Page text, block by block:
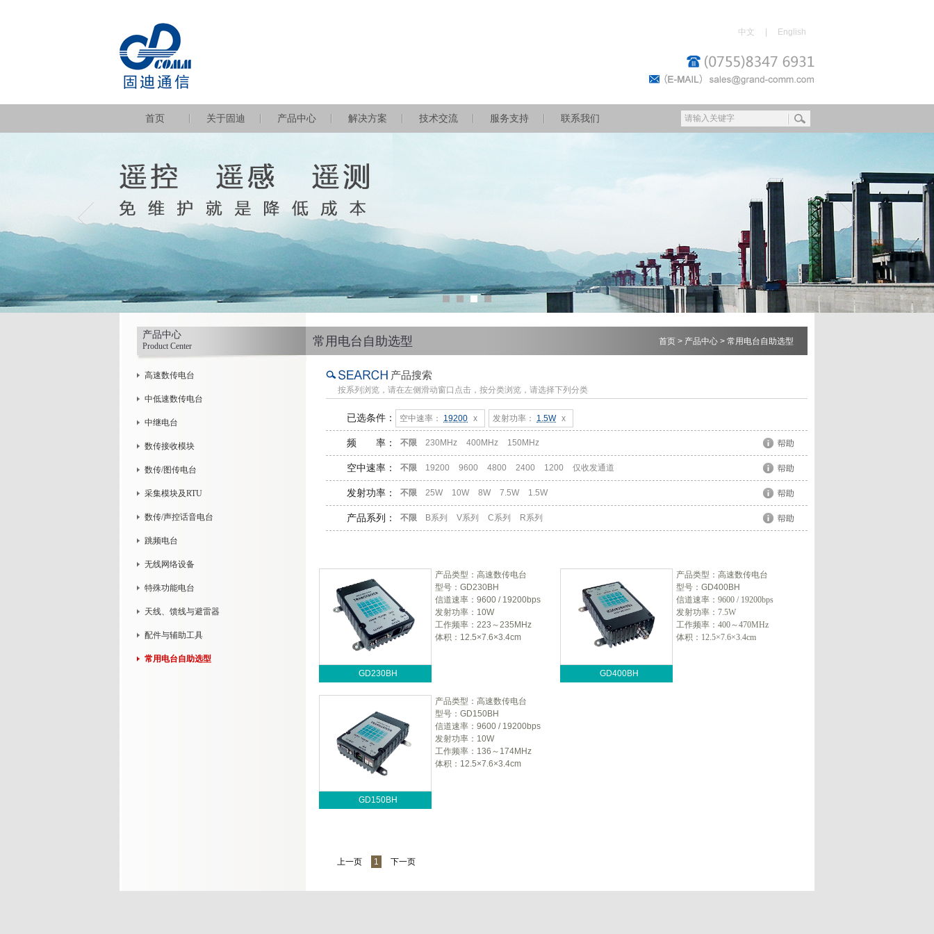
中文 English
首页 关于固迪 产品中心 解决方案 技术交流 服务支持 联系我们
产品中心
Product Center
高速数传电台
中低速数传电台
中继电台
数传接收模块
数传/图传电台
采集模块及RTU
数传/声控话音电台
跳频电台
无线网络设备
特殊功能电台
天线、馈线与避雷器
配件与辅助工具
常用电台自助选型
首页 > 产品中心 > 常用电台自助选型
常用电台自助选型
产品搜索
按系列浏览，请在左侧滑动窗口点击，按分类浏览，请选择下列分类
已选条件： 空中速率： 19200 x 发射功率： 1.5W x
频 率： 不限 230MHz 400MHz 150MHz
空中速率： 不限 19200 9600 4800 2400 1200 仅收发通道
发射功率： 不限 25W 10W 8W 7.5W 1.5W
产品系列： 不限 B系列 V系列 C系列 R系列
· GD230BH
产品类型：高速数传电台
型号：GD230BH
信道速率：9600 / 19200bps
发射功率：10W
工作频率：223～235MHz
体积：12.5×7.6×3.4cm
· GD400BH
产品类型：高速数传电台
型号：GD400BH
信道速率：9600 / 19200bps
发射功率：7.5W
工作频率：400～470MHz
体积：12.5×7.6×3.4cm
· GD150BH
产品类型：高速数传电台
型号：GD150BH
信道速率：9600 / 19200bps
发射功率：10W
工作频率：136～174MHz
体积：12.5×7.6×3.4cm
上一页 1 下一页